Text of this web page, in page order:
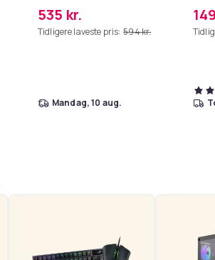
Adventure Action-
kameraer med Lyd
535 kr.
Tidligere laveste pris: 594 kr.
mandag, 10 aug.